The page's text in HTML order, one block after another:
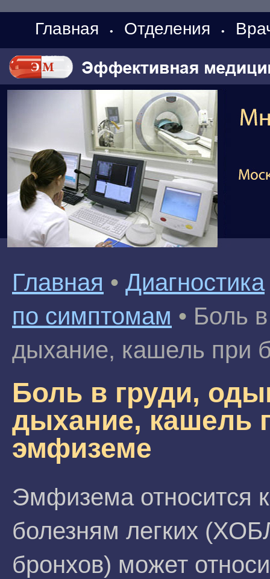
Главная • Отделения •
Главная • Диагностика
по симптомам • Боль
дыхание, кашель при
Боль в груди,
дыхание, кашель
эмфиземе
Эмфизема относится
болезням легких
бронхов) может